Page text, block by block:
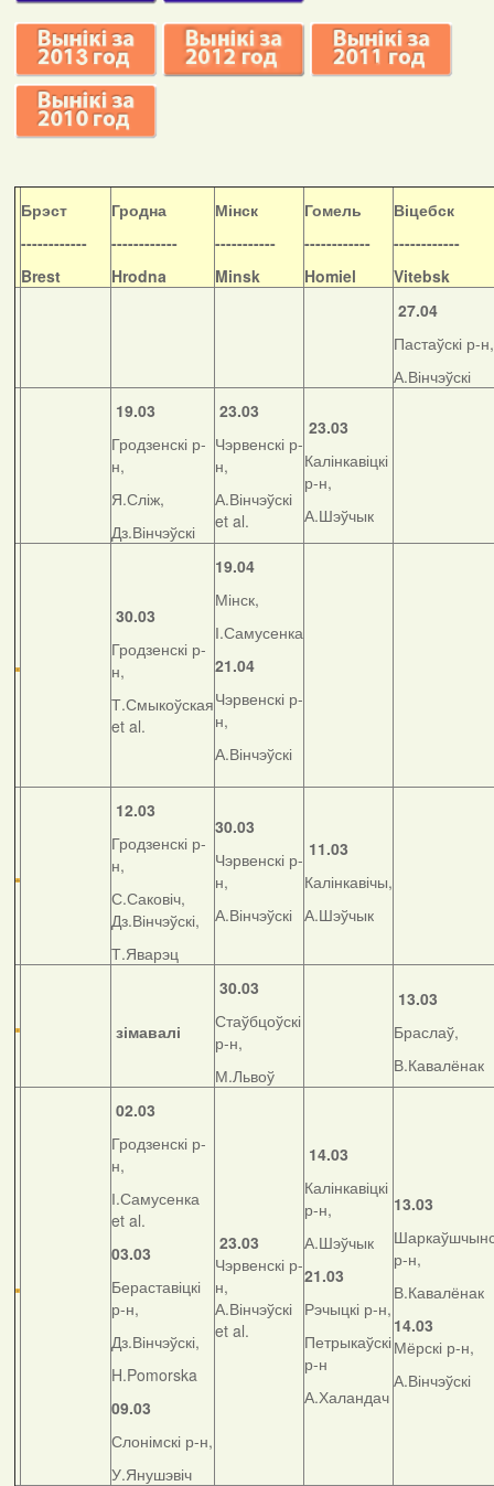
Брэст
------------
Brest
Гродна
------------
Hrodna
Мінск
-----------
Minsk
Гомель
------------
Homiel
Віцебск
------------
Vitebsk
27.04
Пастаўскі р-н,
А.Вінчэўскі
19.03
Гродзенскі р-
н,
Я.Сліж,
Дз.Вінчэўскі
23.03
Чэрвенскі р-
н,
А.Вінчэўскі
et al.
23.03
Калінкавіцкі
р-н,
А.Шэўчык
30.03
Гродзенскі р-
н,
Т.Смыкоўская
et al.
19.04
Мінск,
І.Самусенка
21.04
Чэрвенскі р-
н,
А.Вінчэўскі
12.03
Гродзенскі р-
н,
С.Саковіч,
Дз.Вінчэўскі,
Т.Яварэц
30.03
Чэрвенскі р-
н,
А.Вінчэўскі
11.03
Калінкавічы,
А.Шэўчык
зімавалі
30.03
Стаўбцоўскі
р-н,
М.Львоў
13.03
Браслаў,
В.Кавалёнак
02.03
Гродзенскі р-
н,
І.Самусенка
et al.
03.03
Бераставіцкі
р-н,
Дз.Вінчэўскі,
H.Pomorska
09.03
Слонімскі р-н,
У.Янушэвіч
23.03
Чэрвенскі р-
н,
А.Вінчэўскі
et al.
14.03
Калінкавіцкі
р-н,
А.Шэўчык
21.03
Рэчыцкі р-н,
Петрыкаўскі
р-н
А.Халандач
13.03
р-н,
В.Кавалёнак
14.03
Мёрскі р-н,
А.Вінчэўскі